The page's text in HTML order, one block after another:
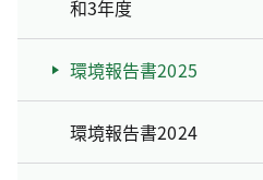
和3年度
環境報告書2025
環境報告書2024